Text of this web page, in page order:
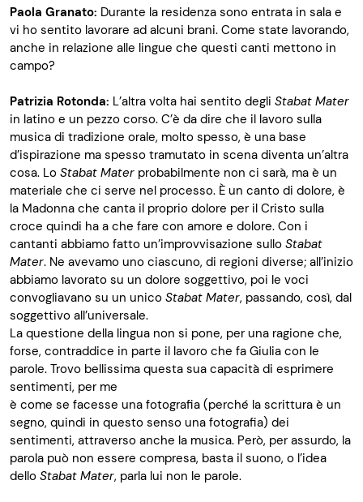
Paola Granato: Durante la residenza sono entrata in sala e
vi ho sentito lavorare ad alcuni brani. Come state lavorando,
anche in relazione alle lingue che questi canti mettono in
campo?
Patrizia Rotonda: L’altra volta hai sentito degli Stabat Mater
in latino e un pezzo corso. C’è da dire che il lavoro sulla
musica di tradizione orale, molto spesso, è una base
d’ispirazione ma spesso tramutato in scena diventa un’altra
cosa. Lo Stabat Mater probabilmente non ci sarà, ma è un
materiale che ci serve nel processo. È un canto di dolore, è
la Madonna che canta il proprio dolore per il Cristo sulla
croce quindi ha a che fare con amore e dolore. Con i
cantanti abbiamo fatto un’improvvisazione sullo Stabat
Mater. Ne avevamo uno ciascuno, di regioni diverse; all’inizio
abbiamo lavorato su un dolore soggettivo, poi le voci
convogliavano su un unico Stabat Mater, passando, così, dal
soggettivo all’universale.
La questione della lingua non si pone, per una ragione che,
forse, contraddice in parte il lavoro che fa Giulia con le
parole. Trovo bellissima questa sua capacità di esprimere
sentimenti, per me
è come se facesse una fotografia (perché la scrittura è un
segno, quindi in questo senso una fotografia) dei
sentimenti, attraverso anche la musica. Però, per assurdo, la
parola può non essere compresa, basta il suono, o l’idea
dello Stabat Mater, parla lui non le parole.